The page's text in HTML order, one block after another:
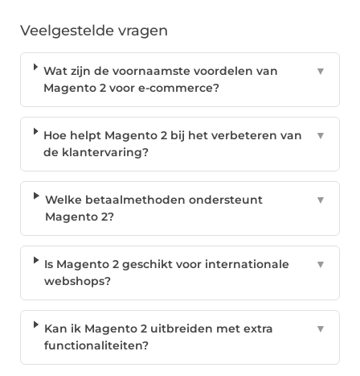
Veelgestelde vragen
Wat zijn de voornaamste voordelen van
Magento 2 voor e-commerce?
▼
Hoe helpt Magento 2 bij het verbeteren van
de klantervaring?
▼
Welke betaalmethoden ondersteunt
Magento 2?
▼
Is Magento 2 geschikt voor internationale
webshops?
▼
Kan ik Magento 2 uitbreiden met extra
functionaliteiten?
▼